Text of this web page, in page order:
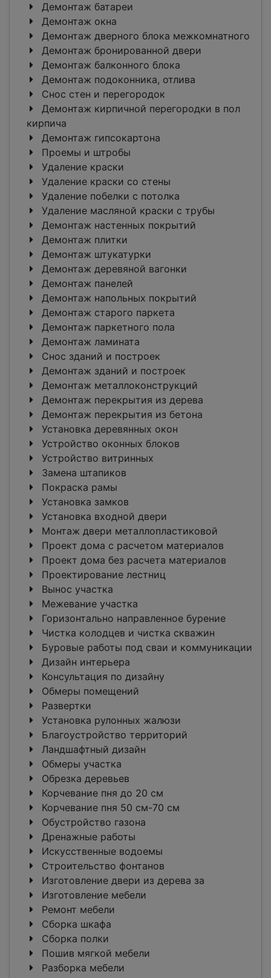
Демонтаж батареи
Демонтаж окна
Демонтаж дверного блока межкомнатного
Демонтаж бронированной двери
Демонтаж балконного блока
Демонтаж подоконника, отлива
Снос стен и перегородок
Демонтаж кирпичной перегородки в пол
кирпича
Демонтаж гипсокартона
Проемы и штробы
Удаление краски
Удаление краски со стены
Удаление побелки с потолка
Удаление масляной краски с трубы
Демонтаж настенных покрытий
Демонтаж плитки
Демонтаж штукатурки
Демонтаж деревяной вагонки
Демонтаж панелей
Демонтаж напольных покрытий
Демонтаж старого паркета
Демонтаж паркетного пола
Демонтаж ламината
Снос зданий и построек
Демонтаж зданий и построек
Демонтаж металлоконструкций
Демонтаж перекрытия из дерева
Демонтаж перекрытия из бетона
Установка деревянных окон
Устройство оконных блоков
Устройство витринных
Замена штапиков
Покраска рамы
Установка замков
Установка входной двери
Монтаж двери металлопластиковой
Проект дома с расчетом материалов
Проект дома без расчета материалов
Проектирование лестниц
Вынос участка
Межевание участка
Горизонтально направленное бурение
Чистка колодцев и чистка скважин
Буровые работы под сваи и коммуникации
Дизайн интерьера
Консультация по дизайну
Обмеры помещений
Развертки
Установка рулонных жалюзи
Благоустройство территорий
Ландшафтный дизайн
Обмеры участка
Обрезка деревьев
Корчевание пня до 20 см
Корчевание пня 50 см-70 см
Обустройство газона
Дренажные работы
Искусственные водоемы
Строительство фонтанов
Изготовление двери из дерева за
Изготовление мебели
Ремонт мебели
Сборка шкафа
Сборка полки
Пошив мягкой мебели
Разборка мебели